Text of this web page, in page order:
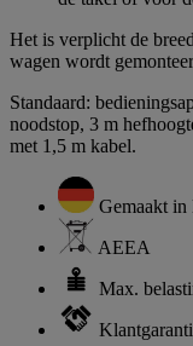
Het is verplicht de
wagen wordt
Standaard:
noodstop, 3 m
met 1,5 m kabel.
Gemaakt in
AEEA
Max.